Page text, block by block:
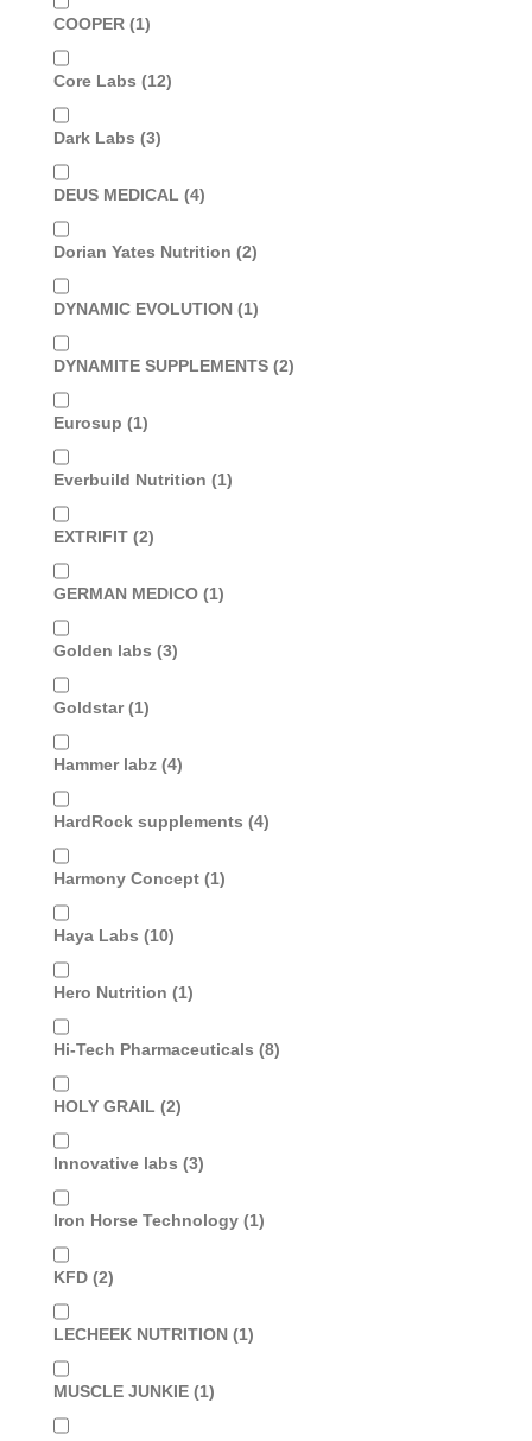
COOPER (1)
Core Labs (12)
Dark Labs (3)
DEUS MEDICAL (4)
Dorian Yates Nutrition (2)
DYNAMIC EVOLUTION (1)
DYNAMITE SUPPLEMENTS (2)
Eurosup (1)
Everbuild Nutrition (1)
EXTRIFIT (2)
GERMAN MEDICO (1)
Golden labs (3)
Goldstar(1)
Hammer labz (4)
HardRock supplements (4)
Harmony Concept (1)
Haya Labs (10)
Hero Nutrition (1)
Hi-Tech Pharmaceuticals (8)
HOLY GRAIL (2)
Innovative labs (3)
Iron Horse Technology (1)
KFD (2)
LECHEEK NUTRITION (1)
MUSCLE JUNKIE (1)